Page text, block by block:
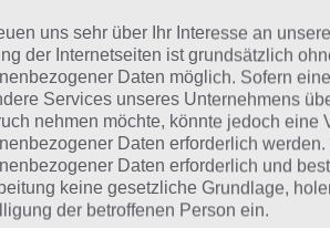
uns sehr über Ihr Interesse an
der Internetseiten ist grundsätzlich
Daten möglich. Sofern
Services unseres Unternehmens
nehmen möchte, könnte jedoch eine
Daten erforderlich
Daten erforderlich und
keine gesetzliche Grundlage,
der betroffenen Person ein.